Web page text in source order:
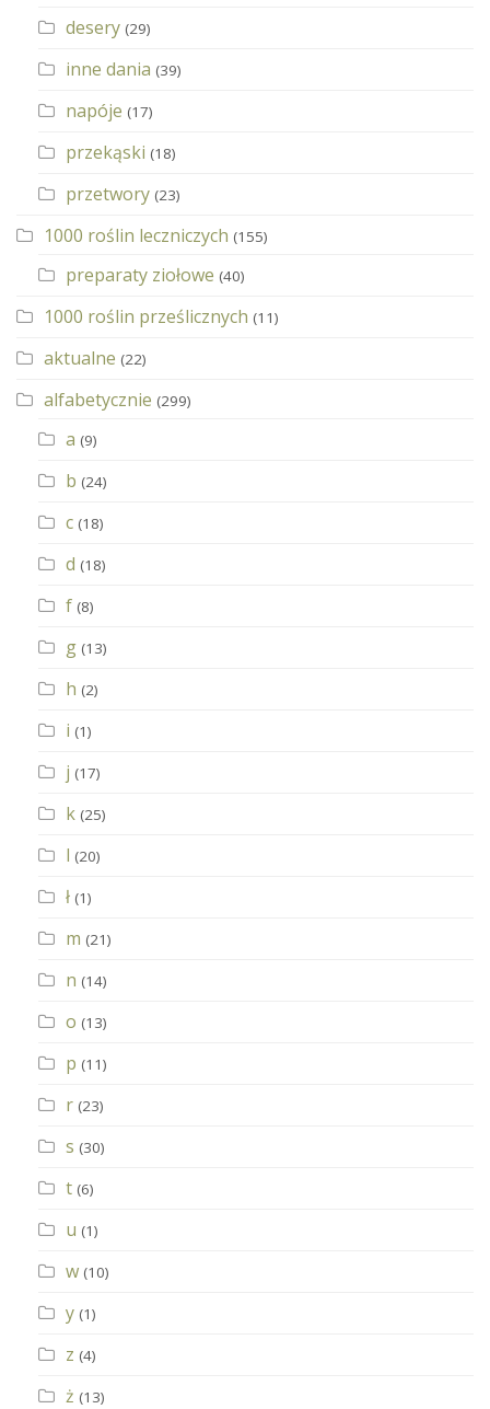
desery (29)
inne dania (39)
napóje (17)
przekąski (18)
przetwory (23)
1000 roślin leczniczych (155)
preparaty ziołowe (40)
1000 roślin prześlicznych (11)
aktualne (22)
alfabetycznie (299)
a (9)
b (24)
c (18)
d (18)
f (8)
g (13)
h (2)
i (1)
j (17)
k (25)
l (20)
ł (1)
m (21)
n (14)
o (13)
p (11)
r (23)
s (30)
t (6)
u (1)
w (10)
y (1)
z (4)
ż (13)